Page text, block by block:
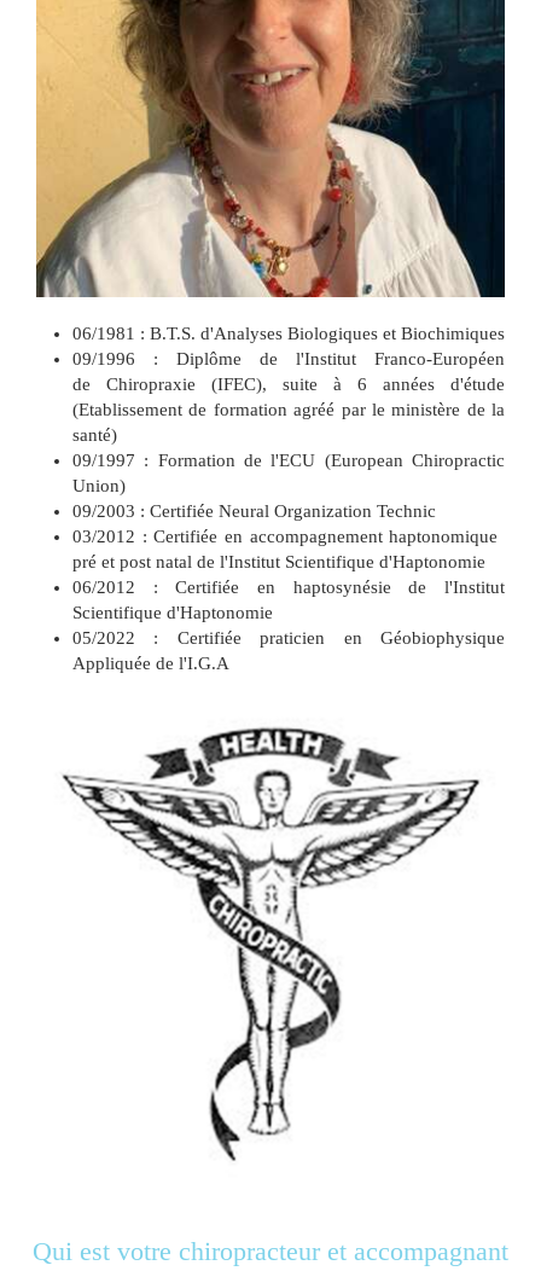
06/1981 : B.T.S. d'Analyses Biologiques et Biochimiques
09/1996 : Diplôme de l'Institut Franco-Européen
de Chiropraxie (IFEC), suite à 6 années d'étude
(Etablissement de formation agréé par le ministère de la
santé)
09/1997 : Formation de l'ECU (European Chiropractic
Union)
09/2003 : Certifiée Neural Organization Technic
03/2012 : Certifiée en accompagnement haptonomique
pré et post natal de l'Institut Scientifique d'Haptonomie
06/2012 : Certifiée en haptosynésie de l'Institut
Scientifique d'Haptonomie
05/2022 : Certifiée praticien en Géobiophysique
Appliquée de l'I.G.A
Qui est votre chiropracteur et accompagnant